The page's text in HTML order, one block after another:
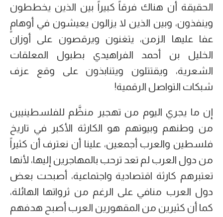
الحقيقة أن هناك فرقاً كبيراً بين الذين يخططون
وينفذون، وبين الذين لا يزالون يعيشون في أوهامٍ
عفا عليها الزمن، يتغنون ويرقصون على أوزان
الخليل بن أحمد الفراهيدي بطبول المعلقات
الشعرية، ويقتتلون ويتنابذون على وقع عزف
شبكات التواصل الرقمية!
إن ما يجري اليوم من تهجير منظَّم للفلسطينيين
من وطنهم وبيوتهم هو الكارثة الأكبر في تاريخ
فلسطين والعرب أجمعين، علينا أن نعترف أن كثيراً
من دول العرب لم تعد ترحب بالمهاجرين إليها، لأنها
تعتبرهم كارثة اقتصادية واجتماعية، أصبحت بعض
دول العرب منافي على الرغم من ثرواتها الهائلة،
كما أن كثيرين من المقهورين العرب أصبح هدفهم